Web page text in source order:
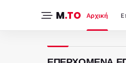
M.TO Αρχική